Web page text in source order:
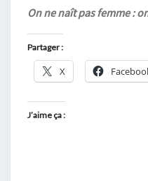
On ne naît pas femme :
Partager :
X
J’aime ça :